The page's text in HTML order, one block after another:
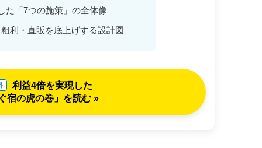
た「7つの施策」の全体像
利・直販を底上げする設計図
利益4倍を実現した
宿の虎の巻」を読む »